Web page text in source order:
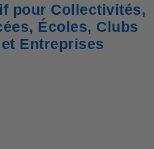
pour Collectivités,
Écoles, Clubs
Entreprises